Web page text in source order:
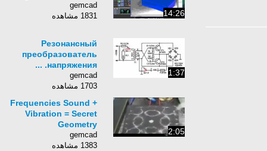
14:26
gemcad
1831 مشاهده
1:37
Резонансный
преобразователь
напряжения. ...
gemcad
1703 مشاهده
2:05
Frequencies Sound +
Vibration = Secret
Geometry
gemcad
1383 مشاهده